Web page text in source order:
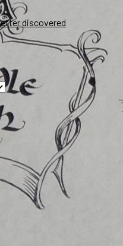
discovered